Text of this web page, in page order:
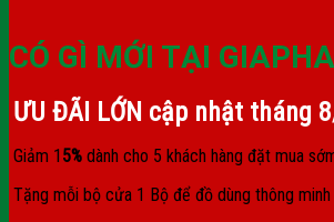
CÓ GÌ MỚI TẠI
ƯU ĐÃI LỚN cập nhật tháng
Giảm 1 5% dành cho 5 khách hàng đặt mua
Tặng mỗi bộ cửa 1 Bộ để đồ dùng thông